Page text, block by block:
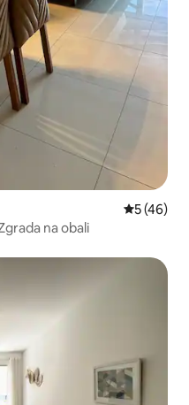
Prosječna
5 (46)
na obali